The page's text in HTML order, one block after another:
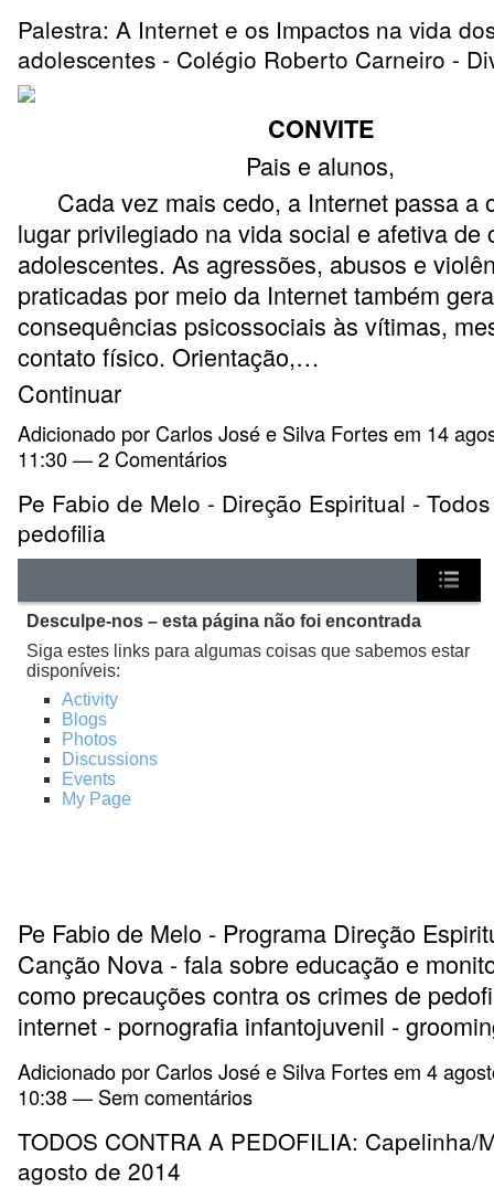
Palestra: A Internet e os Impactos na vida
adolescentes - Colégio Roberto Carneiro -
CONVITE
Pais e alunos,
Cada vez mais cedo, a Internet passa a
lugar privilegiado na vida social e afetiva de
adolescentes. As agressões, abusos e
praticadas por meio da Internet também
consequências psicossociais às vítimas,
contato físico. Orientação,…
Continuar
Adicionado por Carlos José e Silva Fortesem 14
11:30 —2 Comentários
Pe Fabio de Melo - Direção Espiritual -
pedofilia
Pe Fabio de Melo - Programa Direção
Canção Nova - fala sobre educação e
como precauções contra os crimes de
internet - pornografia infantojuvenil -
Adicionado por Carlos José e Silva Fortesem 4
10:38 — Sem comentários
TODOS CONTRA A PEDOFILIA: Capelinha/
agosto de 2014